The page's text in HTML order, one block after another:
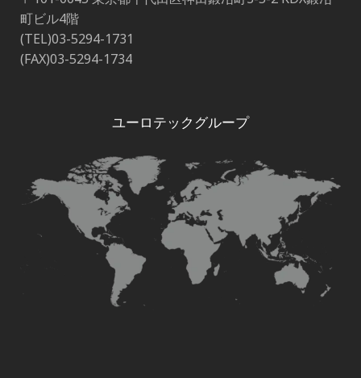
町ビル4階
(TEL)03-5294-1731
(FAX)03-5294-1734
ユーロテックグループ